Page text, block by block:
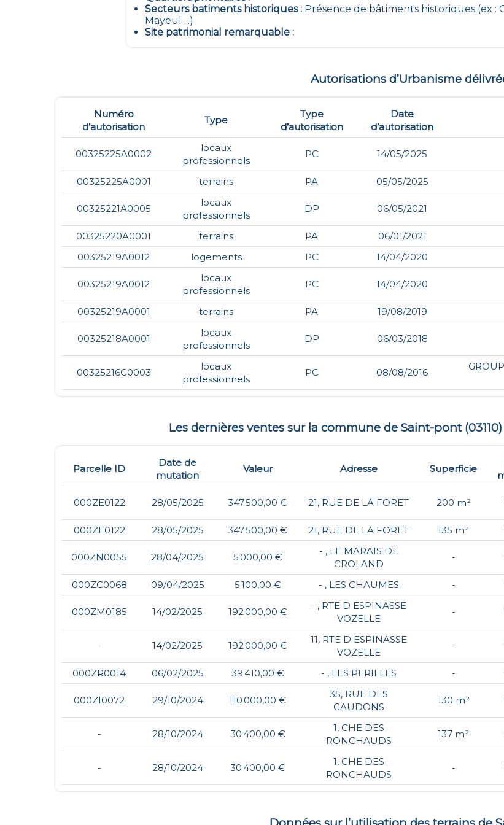
Secteurs batiments historiques: Présence de bâtiments historiques (ex :
Mayeul ...)
Site patrimonial remarquable :
Autorisations d’Urbanisme
Numéro
d’autorisation
Type
Type
d’autorisation
Date
d’autorisation
00325225A0002
locaux
professionnels
PC 14/05/2025
00325225A0001 terrains PA 05/05/2025
00325221A0005
locaux
professionnels
DP 06/05/2021
00325220A0001 terrains PA 06/01/2021
00325219A0012
logements PC 14/04/2020
00325219A0012
locaux
professionnels
PC 14/04/2020
00325219A0001 terrains PA 19/08/2019
00325218A0001
locaux
professionnels
DP 06/03/2018
00325216G0003
locaux
professionnels
PC 08/08/2016
Les dernières ventes sur la commune de Saint-pont(03110
Parcelle ID
Date de
mutation
Valeur Adresse Superficie
000ZE0122 28/05/2025 347 500,00 € 21, RUE DE LA FORET 200 m²
000ZE0122 28/05/2025 347 500,00 € 21, RUE DE LA FORET 135 m²
000ZN0055 28/04/2025 5 000,00 €
- , LE MARAIS DE
CROLAND
-
000ZC0068 09/04/2025 5 100,00 € - , LES CHAUMES -
000ZM0185 14/02/2025 192 000,00 €
- , RTE D ESPINASSE
VOZELLE
-
- 14/02/2025 192 000,00 €
11, RTE D ESPINASSE
VOZELLE
-
000ZR0014 06/02/2025 39 410,00 € - , LES PERILLES -
000ZI0072 29/10/2024 110 000,00 €
35, RUE DES
GAUDONS
130 m²
- 28/10/2024 30 400,00 €
1, CHE DES
RONCHAUDS
137 m²
- 28/10/2024 30 400,00 €
1, CHE DES
RONCHAUDS
-